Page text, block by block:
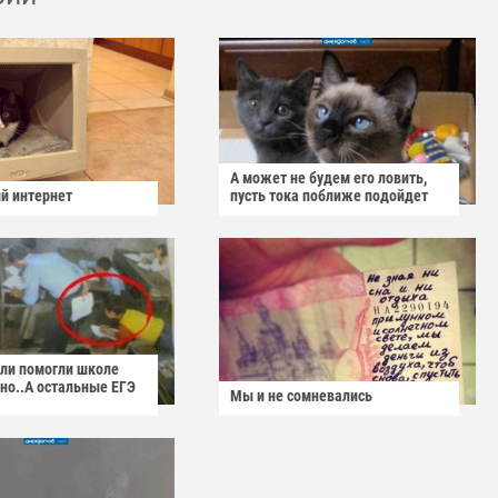
интернет
А может не будем его ловить,
пусть тока поближе подойдет
помогли школе
остальные ЕГЭ
Мы и не сомневались